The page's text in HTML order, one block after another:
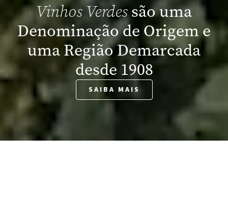
Vinhos Verdessão uma
Denominação de Origem e
uma Região Demarcada
desde 1908
SAIBA MAIS